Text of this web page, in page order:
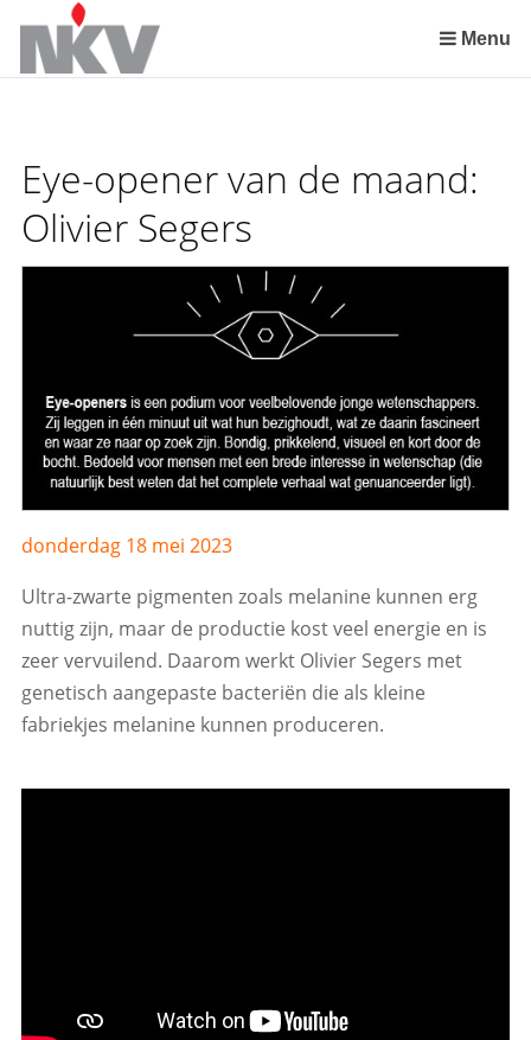
links
over
inhoud
Spring
naar
het
Menu
Eye-opener van de maand:
Olivier Segers
donderdag 18 mei 2023
Ultra-zwarte pigmenten zoals melanine kunnen erg
nuttig zijn, maar de productie kost veel energie en is
zeer vervuilend. Daarom werkt Olivier Segers met
genetisch aangepaste bacteriën die als kleine
fabriekjes melanine kunnen produceren.